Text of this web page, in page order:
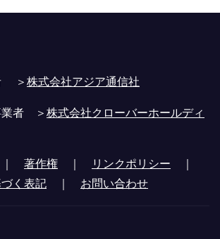
＞株式会社アジア通信社
業者 ＞株式会社クローバーホールディ
著作権 ｜ リンクポリシー ｜
く表記 ｜ お問い合わせ